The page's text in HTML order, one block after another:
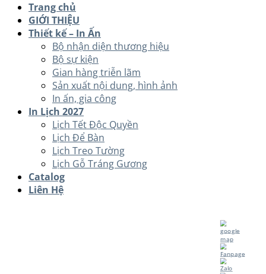
Trang chủ
GIỚI THIỆU
Thiết kế – In Ấn
Bộ nhận diện thương hiệu
Bộ sự kiện
Gian hàng triễn lãm
Sản xuất nội dung, hình ảnh
In ấn, gia công
In Lịch 2027
Lịch Tết Độc Quyền
Lịch Để Bàn
Lịch Treo Tường
Lịch Gỗ Tráng Gương
Catalog
Liên Hệ